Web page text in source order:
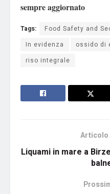
sempre aggiornato
Tags:
Food Safety and
In evidenza
ossido di
riso integrale
Articolo
Liquami in mare a